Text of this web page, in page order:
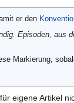
er den
Episoden, aus
Markierung,
eigene Artikel